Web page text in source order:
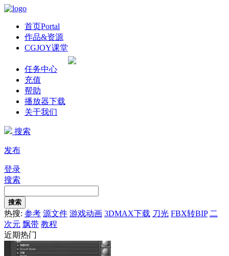
首页Portal
作品&资源
CGJOY课堂
任务中心
充值
帮助
播放器下载
关于我们
搜索
发布
登录
搜索
搜索
热搜: 参考 源文件 游戏动画 3DMAX下载 刀光 FBX转BIP 二
次元 飘带 教程
近期热门